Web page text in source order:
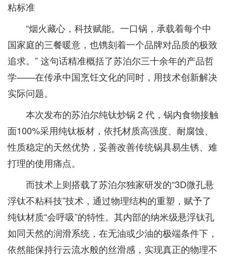
粘标准
“烟火藏心，科技赋能。一口锅，承载着每个中
国家庭的三餐暖意，也镌刻着一个品牌对品质的极致
追求。” 这句话精准概括了苏泊尔三十余年的产品哲
学——在传承中国烹饪文化的同时，用技术创新解决
实际问题。
本次发布的苏泊尔纯钛炒锅 2 代，锅内食物接触
面100%采用纯钛板材，依托材质高强度、耐腐蚀、
性质稳定的天然优势，妥善改善传统锅具易生锈、难
打理的使用痛点。
而技术上则搭载了苏泊尔独家研发的“3D微孔悬
浮钛不粘科技”技术，通过物理结构的重塑，赋予了
纯钛材质“会呼吸”的特性。其内部的纳米级悬浮钛孔
如同天然的润滑系统，在无油或少油的极端条件下，
依然能保持行云流水般的丝滑感，实现真正的物理不